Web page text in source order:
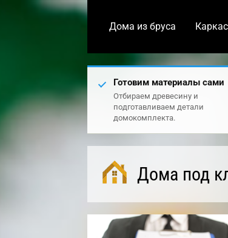
Дома из бруса
Готовим материалы сами
Отбираем древесину и
подготавливаем детали
домокомплекта.
Дома под